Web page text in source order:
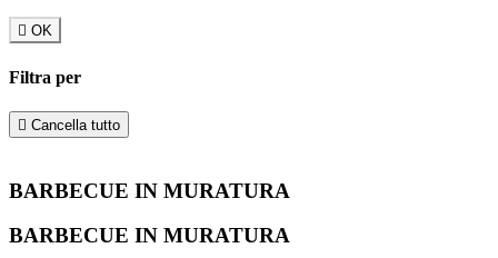
 OK
Filtra per
 Cancella tutto
BARBECUE IN MURATURA
BARBECUE IN MURATURA